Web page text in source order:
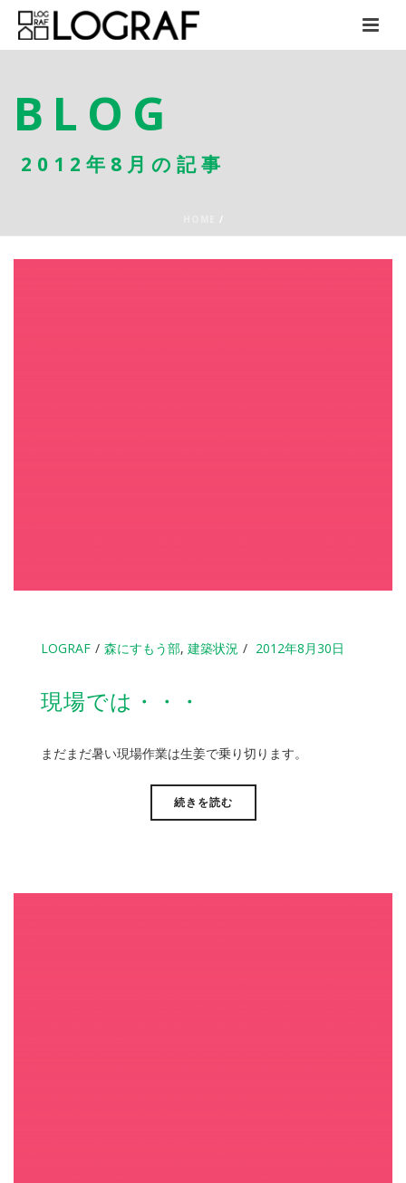
BLOG
2012年8月の記事
/
LOGRAF 森にすもう部, 建築状況 2012年8月30日
現場では・・・
まだまだ暑い現場作業は生姜で乗り切ります。
続きを読む